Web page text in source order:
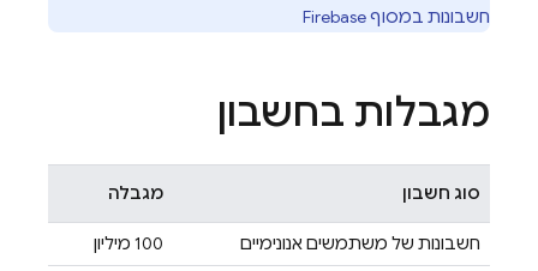
חשבונות במסוףFirebase
מגבלות בחשבון
סוג חשבון מגבלה
חשבונות של משתמשים אנונימיים
‫100 מיליון